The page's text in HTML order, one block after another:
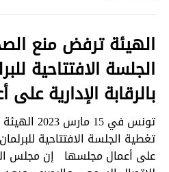
الهيئة ترفض منع
الجلسة الافتتاحية
بالرقابة الإدارية
تونس في
تغطية الجلسة الافتتاحية
على أعمال مجلسها إن مجلس